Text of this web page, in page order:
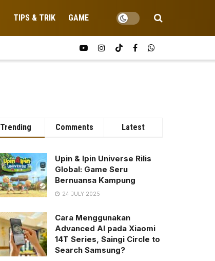
TIPS & TRIK GAME
Trending Comments Latest
Upin & Ipin Universe Rilis
Global: Game Seru
Bernuansa Kampung
24 JULY 2025
Cara Menggunakan
Advanced AI pada Xiaomi
14T Series, Saingi Circle to
Search Samsung?